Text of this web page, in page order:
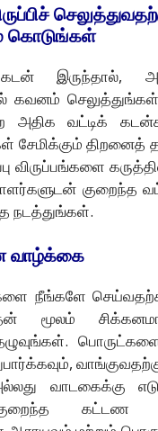
கொடுங்கள்
இருந்தால்,
கவனம் செலுத்துங்கள்.
வட்டிக்
சேமிக்கும்
விருப்பங்களை
குறைந்த
நடத்துங்கள்.
வாழ்க்கை
நீங்களே
மூலம்
பொருட்களை
வாடகைக்கு
கட்டண